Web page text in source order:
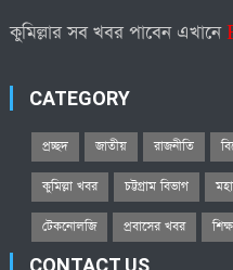
কুমিল্লার সব খবর পাবেন এখানে
CATEGORY
প্রচ্ছদ জাতীয় রাজনীতি
কুমিল্লা খবর চট্টগ্রাম বিভাগ
টেকনোলজি প্রবাসের খবর
CONTACT US